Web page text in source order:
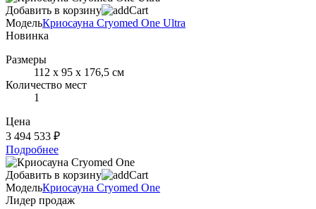
Добавить в корзину
МодельКриосауна Cryomed One Ultra
Новинка
Размеры
112 х 95 х 176,5 см
Количество мест
1
Цена
3 494 533 ₽
Подробнее
Добавить в корзину
МодельКриосауна Cryomed One
Лидер продаж